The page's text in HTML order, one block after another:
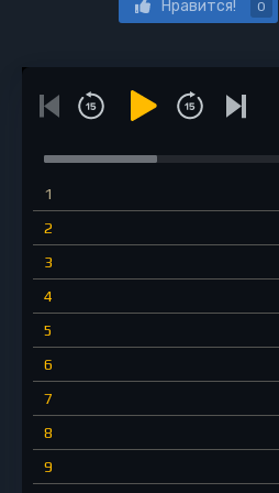
Нравится! 0
1
2
3
4
5
6
7
8
9